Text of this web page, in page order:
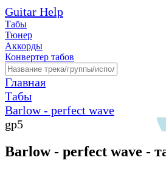
Guitar Help
Табы
Тюнер
Аккорды
Конвертер табов
Главная
Табы
Barlow - perfect wave
gp5
Barlow - perfect wave -